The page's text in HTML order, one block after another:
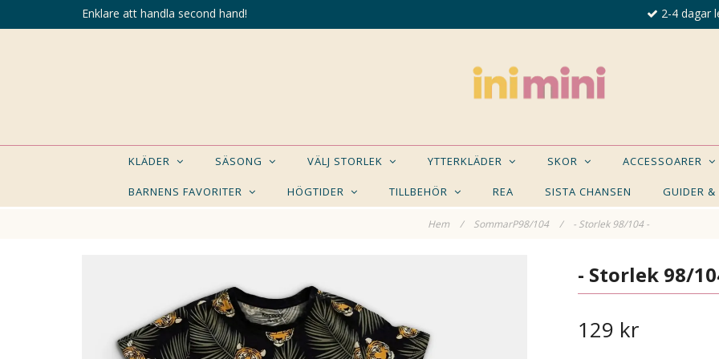
Enklare att handla second hand! 2-4 dagar
KLÄDER SÄSONG VÄLJ STORLEK YTTERKLÄDER SKOR ACCESSOARER
BARNENS FAVORITER HÖGTIDER TILLBEHÖR REA SISTA CHANSEN GUIDER &
Hem / SommarP98/104 / - Storlek 98/104 -
KANSKE NÅGON AV DESSA PRODUKTER KAN- Storlek 98/
129 kr